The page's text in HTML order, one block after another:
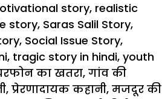
story, realistic
story, Saras Salil Story,
, Social Issue Story,
, tragic story in hindi, youth
का खतरा, गांव की
, प्रेरणादायक कहानी, मजदूर की